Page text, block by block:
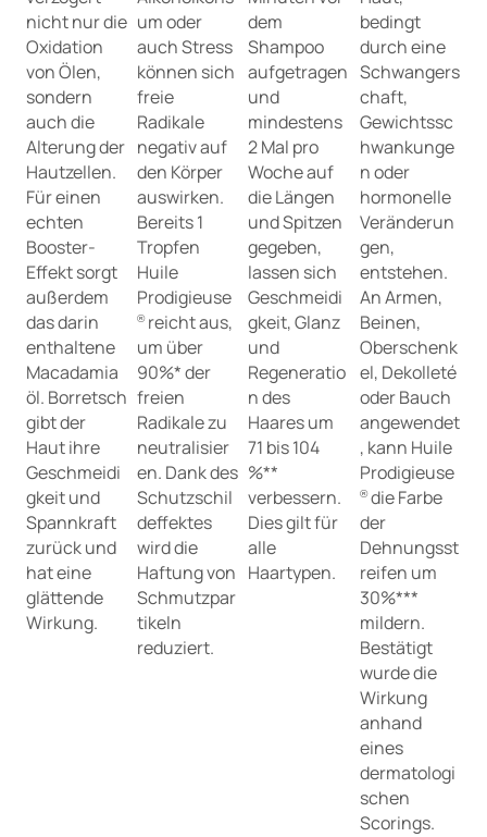
nicht nur die
Oxidation
von Ölen,
sondern
auch die
Alterung der
Hautzellen.
Für einen
echten
Booster-
Effekt sorgt
außerdem
das darin
enthaltene
Macadamia
öl. Borretsch
gibt der
Haut ihre
Geschmeidi
gkeit und
Spannkraft
zurück und
hat eine
glättende
Wirkung.
um oder
auch Stress
können sich
freie
Radikale
negativ auf
den Körper
auswirken.
Bereits 1
Tropfen
Huile
Prodigieuse
®reicht aus,
um über
90%* der
freien
Radikale zu
neutralisier
en. Dank des
Schutzschil
deffektes
wird die
Haftung von
Schmutzpar
tikeln
reduziert.
dem
Shampoo
aufgetragen
und
mindestens
2 Mal pro
Woche auf
die Längen
und Spitzen
gegeben,
lassen sich
Geschmeidi
gkeit, Glanz
und
Regeneratio
n des
Haares um
71 bis 104
%**
verbessern.
Dies gilt für
alle
Haartypen.
bedingt
durch eine
Schwangers
chaft,
Gewichtssc
hwankunge
n oder
hormonelle
Veränderun
gen,
entstehen.
An Armen,
Beinen,
Oberschenk
el, Dekolleté
oder Bauch
angewendet
, kann Huile
Prodigieuse
®die Farbe
der
Dehnungsst
reifen um
30%***
mildern.
Bestätigt
wurde die
Wirkung
anhand
eines
dermatologi
schen
Scorings.